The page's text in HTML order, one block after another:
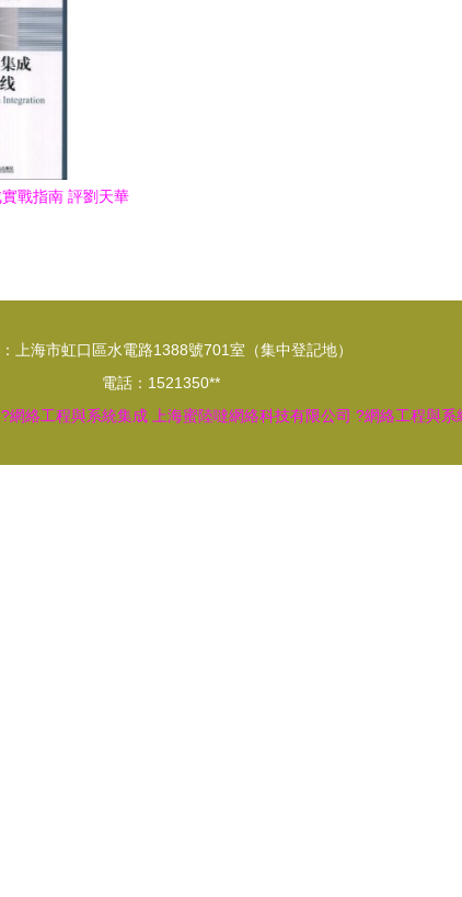
踐
戰指南 評劉天華
上海市虹口區水電路1388號701室（集中登記地）
電話：1521350**
?網絡工程與系統集成 上海蜜陸噠網絡科技有限公司 ?網絡工程與系